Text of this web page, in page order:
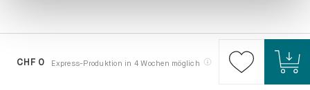
CHF 0 Express-Produktion in 4 Wochen möglich